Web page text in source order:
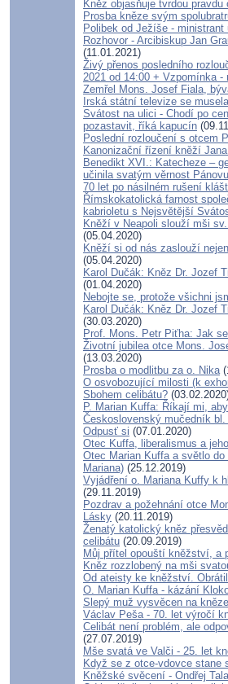
Kněz objasňuje tvrdou
Prosba kněze svým
Polibek od Ježíše -
Rozhovor - Arcibiskup Jan
(11.01.2021)
Živý přenos posledního
2021 od 14:00 + Vzpomínka
Zemřel Mons. Josef Fiala,
Irská státní televize se
Svátost na ulici - Chodí po
pozastavit, říká kapucín
Poslední rozloučení s otcem
Kanonizační řízení kněží
Benedikt XVI.: Katecheze –
učinila svatým věrnost
70 let po násilném rušení
Římskokatolická farnost
kabrioletu s Nejsvětější
Kněží v Neapoli slouží mši
(05.04.2020)
Kněží si od nás zaslouží
(05.04.2020)
Karol Dučák: Kněz Dr. Jozef
(01.04.2020)
Nebojte se, protože všichni
Karol Dučák: Kněz Dr. Jozef
(30.03.2020)
Prof. Mons. Petr Piťha: Jak
Životní jubilea otce Mons.
(13.03.2020)
Prosba o modlitbu za o. Nika
O osvobozující milosti (k
Sbohem celibátu?
P. Marian Kuffa: Říkají mi,
Československý mučedník
Odpusť si (07.01.2020)
Otec Kuffa, liberalismus a
Otec Marian Kuffa a světlo
Mariana) (25.12.2019)
Vyjádření o. Mariana Kuffy k
(29.11.2019)
Pozdrav a požehnání otce
Lásky (20.11.2019)
Ženatý katolický kněz
celibátu (20.09.2019)
Můj přítel opouští kněžství, a
Kněz rozzlobený na mši
Od ateisty ke kněžství.
O. Marian Kuffa - kázání
Slepý muž vysvěcen na kněze
Václav Peša - 70. let výročí
Celibát není problém, ale
(27.07.2019)
Mše svatá ve Valči - 25. let
Když se z otce-vdovce stane
Kněžské svěcení - Ondřej